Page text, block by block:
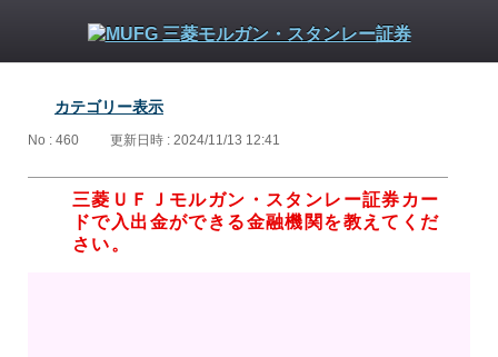
カテゴリー表示
No : 460 更新日時 : 2024/11/13 12:41
三菱ＵＦＪモルガン・スタンレー証券カー
ドで入出金ができる金融機関を教えてくだ
さい。